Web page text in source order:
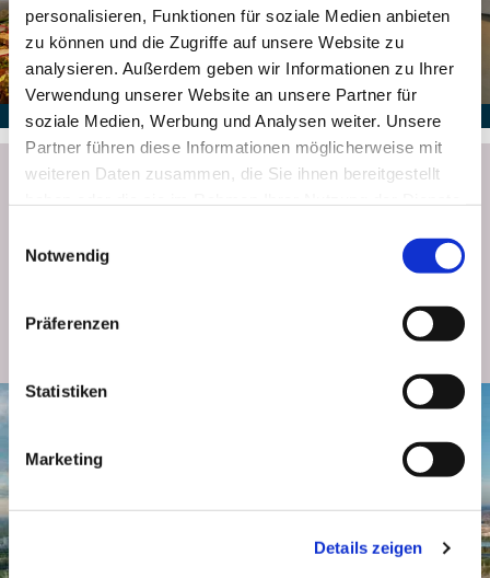
personalisieren, Funktionen für soziale Medien anbieten
zu können und die Zugriffe auf unsere Website zu
analysieren. Außerdem geben wir Informationen zu Ihrer
Verwendung unserer Website an unsere Partner für
soziale Medien, Werbung und Analysen weiter. Unsere
Partner führen diese Informationen möglicherweise mit
weiteren Daten zusammen, die Sie ihnen bereitgestellt
Notwendig
Präferenzen
Statistiken
Marketing
Details zeigen
Newsletter abonnieren
Bleiben wir in Kontakt: Melden Sie sich für den Donauturm Newsletter an